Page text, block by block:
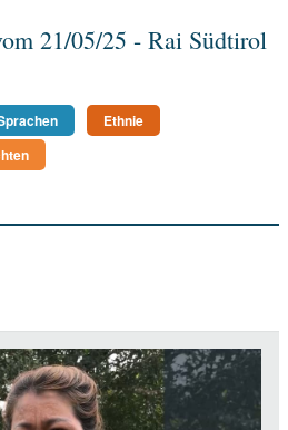
21/05/25 - Rai Südtirol
Ethnie